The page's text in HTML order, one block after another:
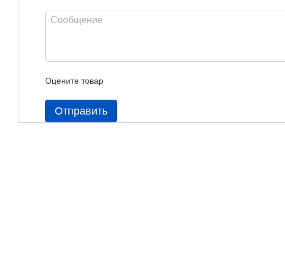
Оцените товар
Отправить